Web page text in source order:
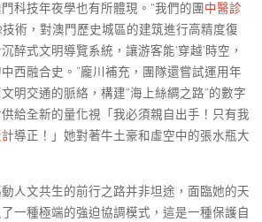
科技年夜學也有所體現。“我們的團中醫診
術，對澳門歷史城區的建筑進行高精度復
沉醉式文明導覽系統，讓游客能‘穿越’時空，
西融合史。”龐川補充，團隊還嘗試運用年
明交通的脈絡，構建“海上絲綢之路”的數字
給全新的量化視「我必須親自出手！只有我
導正！」她對著牛土豪和虛空中的張水瓶大
人文共生的前行之路并非坦途，面臨她的天
一種極端的強迫協調模式，這是一種保護自